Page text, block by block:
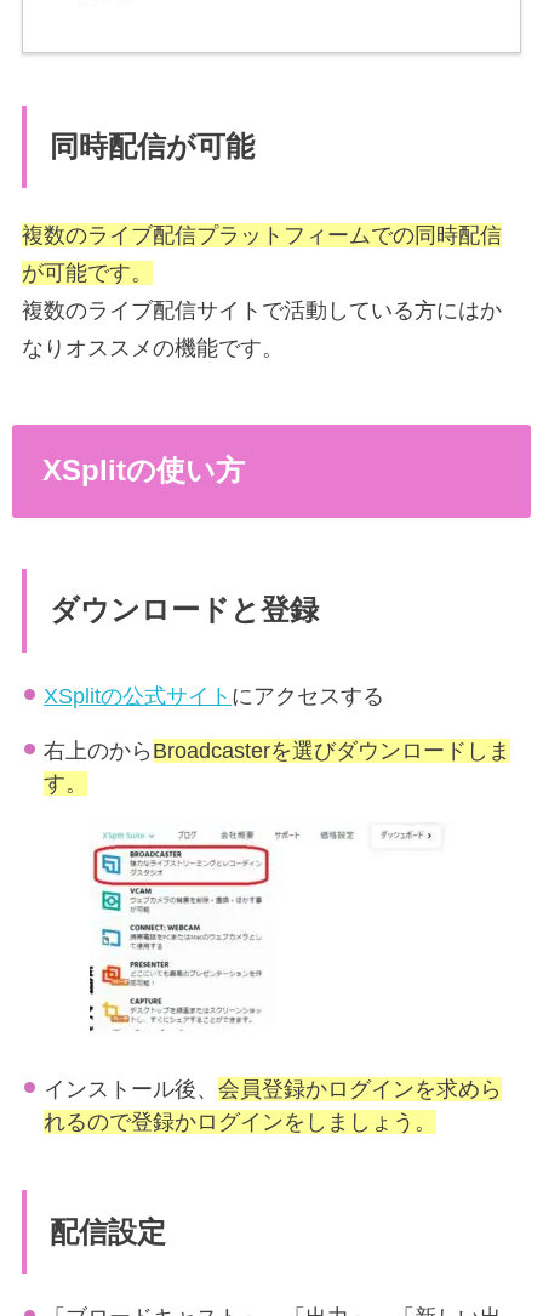
同時配信が可能
複数のライブ配信プラットフィームでの同時配信
が可能です。
複数のライブ配信サイトで活動している方にはか
なりオススメの機能です。
XSplitの使い方
ダウンロードと登録
XSplitの公式サイト にアクセスする
右上のから Broadcasterを選びダウンロードしま
す。
インストール後、 会員登録かログインを求めら
れるので登録かログインをしましょう。
配信設定